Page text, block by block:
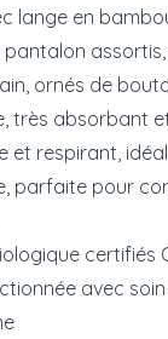
lange en
pantalon
ornés de
très absorbant
et respirant,
parfaite pour
certifiés
avec